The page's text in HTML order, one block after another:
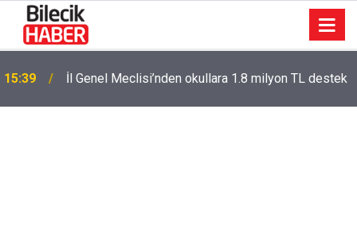
15:39 İl Genel Meclisi’nden okullara 1.8 milyon TL destek